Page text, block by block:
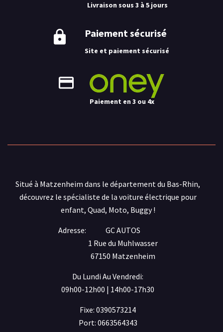
Livraison sous 3 à 5 jours
Paiement sécurisé
Site et paiement sécurisé
Paiement en 3 ou 4x
Situé à Matzenheim dans le département du Bas-Rhin,
découvrez le spécialiste de la voiture électrique pour
enfant, Quad, Moto, Buggy !
Adresse:
GC AUTOS
1 Rue du Muhlwasser
67150 Matzenheim
Du Lundi Au Vendredi:
09h00-12h00 | 14h00-17h30
Fixe: 0390573214
Port: 0663564343